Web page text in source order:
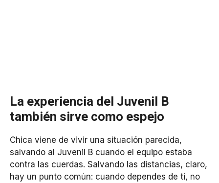
La experiencia del Juvenil B
también sirve como espejo
Chica viene de vivir una situación parecida,
salvando al Juvenil B cuando el equipo estaba
contra las cuerdas. Salvando las distancias, claro,
hay un punto común: cuando dependes de ti, no